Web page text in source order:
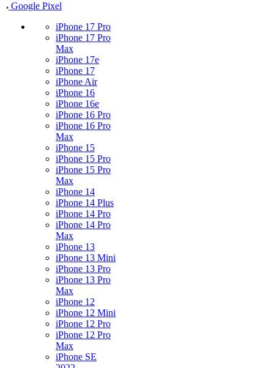
Google Pixel
iPhone 17 Pro
iPhone 17 Pro
Max
iPhone 17e
iPhone 17
iPhone Air
iPhone 16
iPhone 16e
iPhone 16 Pro
iPhone 16 Pro
Max
iPhone 15
iPhone 15 Pro
iPhone 15 Pro
Max
iPhone 14
iPhone 14 Plus
iPhone 14 Pro
iPhone 14 Pro
Max
iPhone 13
iPhone 13 Mini
iPhone 13 Pro
iPhone 13 Pro
Max
iPhone 12
iPhone 12 Mini
iPhone 12 Pro
iPhone 12 Pro
Max
iPhone SE